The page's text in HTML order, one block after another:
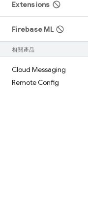
Extensions
Firebase ML
相關產品
Cloud Messaging
Remote Config